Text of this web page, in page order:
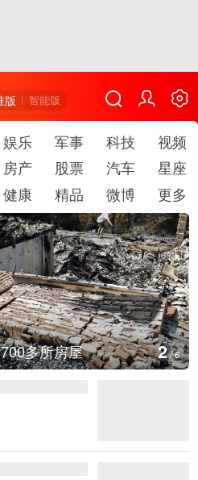
版 智能版
娱乐 军事 科技
视频
房产 股票 汽车
星座
健康 精品 微博 更多
士革发生爆炸 3/6